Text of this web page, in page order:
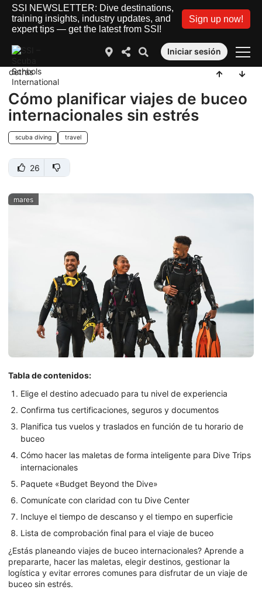
SSI NEWSLETTER: Dive destinations,
training insights, industry updates, and
expert tips — get the latest from SSI!
Sign up now!
Iniciar sesión
detrás
Cómo planificar viajes de buceo
internacionales sin estrés
scuba diving travel
26
mares
Tabla de contenidos:
Elige el destino adecuado para tu nivel de experiencia
Confirma tus certificaciones, seguros y documentos
Planifica tus vuelos y traslados en función de tu horario de
buceo
Cómo hacer las maletas de forma inteligente para Dive Trips
internacionales
Paquete «Budget Beyond the Dive»
Comunícate con claridad con tu Dive Center
Incluye el tiempo de descanso y el tiempo en superficie
Lista de comprobación final para el viaje de buceo
¿Estás planeando viajes de buceo internacionales? Aprende a
prepararte, hacer las maletas, elegir destinos, gestionar la
logística y evitar errores comunes para disfrutar de un viaje de
buceo sin estrés.